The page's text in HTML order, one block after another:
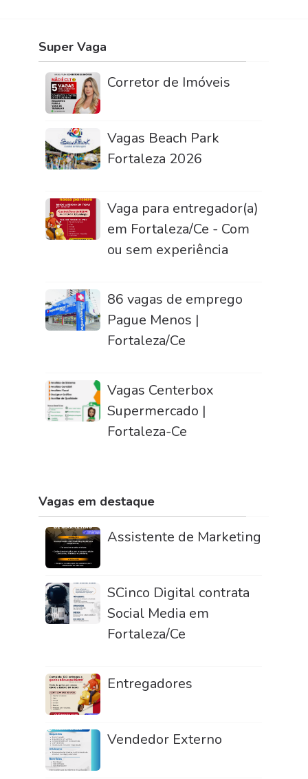
Super Vaga
Corretor de Imóveis
Vagas Beach Park
Fortaleza 2026
Vaga para entregador(a)
em Fortaleza/Ce - Com
ou sem experiência
86 vagas de emprego
Pague Menos |
Fortaleza/Ce
Vagas Centerbox
Supermercado |
Fortaleza-Ce
Vagas em destaque
Assistente de Marketing
SCinco Digital contrata
Social Media em
Fortaleza/Ce
Entregadores
Vendedor Externo